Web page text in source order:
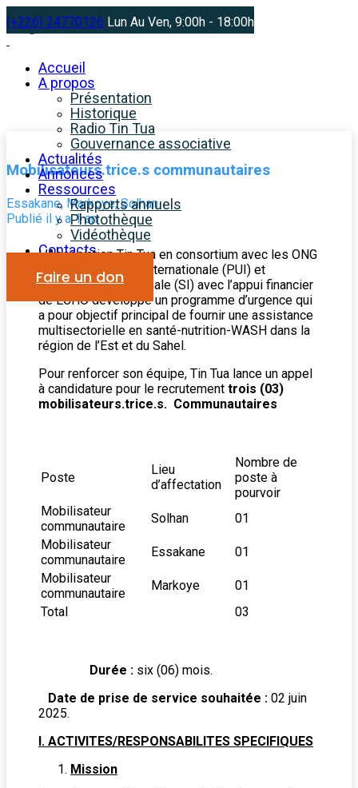
(+226) 24770126 Lun Au Ven, 9:00h - 18:00h
Accueil
A propos
Présentation
Historique
Radio Tin Tua
Gouvernance associative
Actualités
Annonces
Ressources
Rapports annuels
Photothèque
Vidéothèque
Contacts
Faire un don
Mobilisateurs.trice.s communautaires
Essakane, Markoye, Solhan
Publié il y a 1 an
L’Association Tin Tua en consortium avec les ONG
Première Urgence Internationale (PUI) et
Solidarité Internationale (SI) avec l’appui financier
de ECHO développe un programme d’urgence qui
a pour objectif principal de fournir une assistance
multisectorielle en santé-nutrition-WASH dans la
région de l’Est et du Sahel.
Pour renforcer son équipe, Tin Tua lance un appel
à candidature pour le recrutement trois (03)
mobilisateurs.trice.s. Communautaires
Poste
Lieu
d’affectation
Nombre de
poste à
pourvoir
Mobilisateur
communautaire
Solhan
01
Mobilisateur
communautaire
Essakane
01
Mobilisateur
communautaire
Markoye
01
Total
03
Durée : six (06) mois.
Date de prise de service souhaitée : 02 juin
2025.
I. ACTIVITES/RESPONSABILITES SPECIFIQUES
Mission